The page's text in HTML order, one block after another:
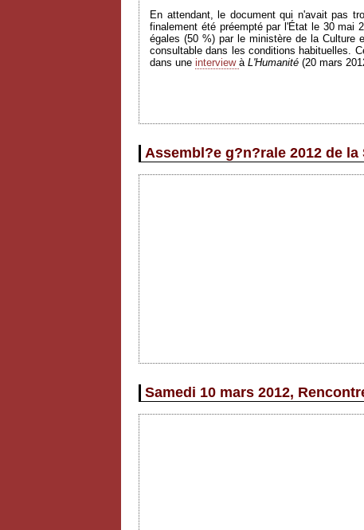
En attendant, le document qui n'avait pas
finalement été préempté par l'État le 30 mai
égales (50 %) par le ministère de la Culture
consultable dans les conditions habituelles.
dans une interview à L'Humanité (20 mars
Assembl?e g?n?rale 2012 de la
Samedi 10 mars 2012,